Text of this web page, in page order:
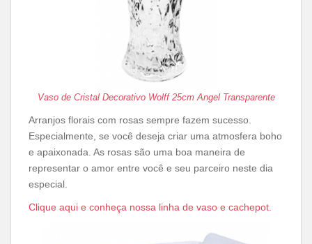
Vaso de Cristal Decorativo Wolff 25cm Angel Transparente
Arranjos florais com rosas sempre fazem sucesso.
Especialmente, se você deseja criar uma atmosfera boho
e apaixonada. As rosas são uma boa maneira de
representar o amor entre você e seu parceiro neste dia
especial.
Clique aqui e conheça nossa linha de vaso e cachepot.